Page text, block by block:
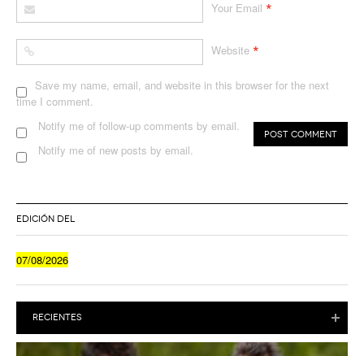
Your Email *
Website *
Save my name, email, and website in this browser for the next
time I comment.
Notify me of follow-up comments by email.
Notify me of new posts by email.
EDICIÓN DEL
07/08/2026
RECIENTES